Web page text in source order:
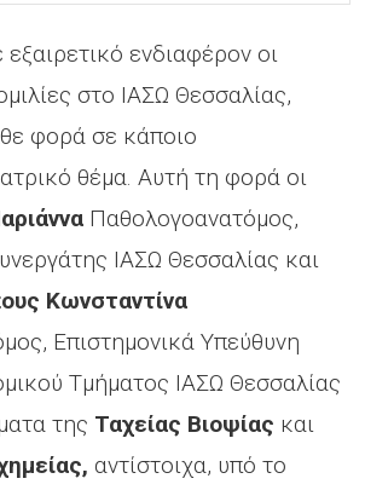
εξαιρετικό ενδιαφέρον οι
στο ΙΑΣΩ Θεσσαλίας,
φορά σε κάποιο
θέμα. Αυτή τη φορά οι
Παθολογοανατόμος,
ΙΑΣΩ Θεσσαλίας και
Κωνσταντίνα
Επιστημονικά Υπεύθυνη
Τμήματος ΙΑΣΩ Θεσσαλίας
της Ταχείας Βιοψίας και
αντίστοιχα, υπό το